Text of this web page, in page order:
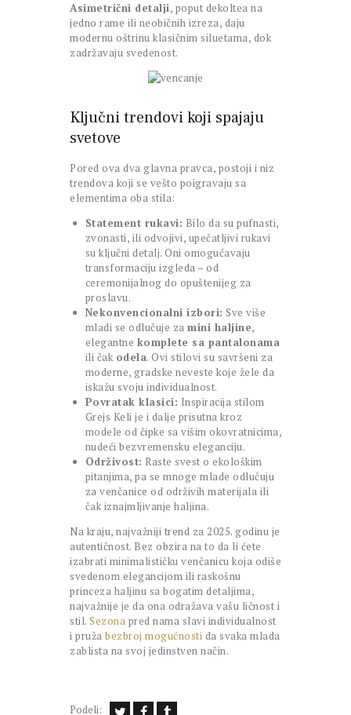
Asimetrični detalji, poput dekoltea na
jedno rame ili neobičnih izreza, daju
modernu oštrinu klasičnim siluetama, dok
zadržavaju svedenost.
Ključni trendovi koji spajaju
svetove
Pored ova dva glavna pravca, postoji i niz
trendova koji se vešto poigravaju sa
elementima oba stila:
Statement rukavi: Bilo da su pufnasti,
zvonasti, ili odvojivi, upečatljivi rukavi
su ključni detalj. Oni omogućavaju
transformaciju izgleda – od
ceremonijalnog do opuštenijeg za
proslavu.
Nekonvencionalni izbori: Sve više
mladi se odlučuje za mini haljine,
elegantne komplete sa pantalonama
ili čak odela. Ovi stilovi su savršeni za
moderne, gradske neveste koje žele da
iskažu svoju individualnost.
Povratak klasici: Inspiracija stilom
Grejs Keli je i dalje prisutna kroz
modele od čipke sa višim okovratnicima,
nudeći bezvremensku eleganciju.
Održivost: Raste svest o ekološkim
pitanjima, pa se mnoge mlade odlučuju
za venčanice od održivih materijala ili
čak iznajmljivanje haljina.
Na kraju, najvažniji trend za 2025. godinu je
autentičnost. Bez obzira na to da li ćete
izabrati minimalističku venčanicu koja odiše
svedenom elegancijom ili raskošnu
princeza haljinu sa bogatim detaljima,
najvažnije je da ona odražava vašu ličnost i
stil. Sezona pred nama slavi individualnost
i pruža bezbroj mogućnosti da svaka mlada
zablista na svoj jedinstven način.
Podeli: